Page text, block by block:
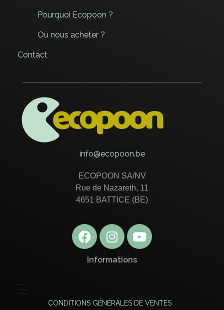
Pourquoi Ecopoon ?
Où nous acheter ?
Contact
info@ecopoon.be
ECOPOON SA/NV
Rue de Nazareth, 11
4651 BATTICE (BE)
Informations
CONDITIONS GÉNÉRALES DE VENTES